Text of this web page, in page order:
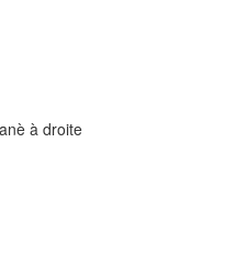
à droite